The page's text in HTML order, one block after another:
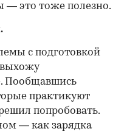
— это тоже полезно.
с подготовкой
выхожу
Пообщавшись
практикуют
попробовать.
— как зарядка